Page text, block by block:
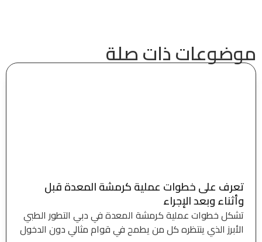
موضوعات ذات صلة
تعرف على خطوات عملية كرمشة المعدة قبل
وأثناء وبعد الإجراء
تشكل خطوات عملية كرمشة المعدة في دبي التطور الطبي
الأبرز الذي ينتظره كل من يطمح في قوام مثالي دون الدخول